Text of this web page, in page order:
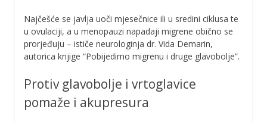
Najčešće se javlja uoči mjesečnice ili u sredini ciklusa te
u ovulaciji, a u menopauzi napadaji migrene obično se
prorjeđuju – ističe neurologinja dr. Vida Demarin,
autorica knjige “Pobijedimo migrenu i druge glavobolje”.
Protiv glavobolje i vrtoglavice
pomaže i akupresura